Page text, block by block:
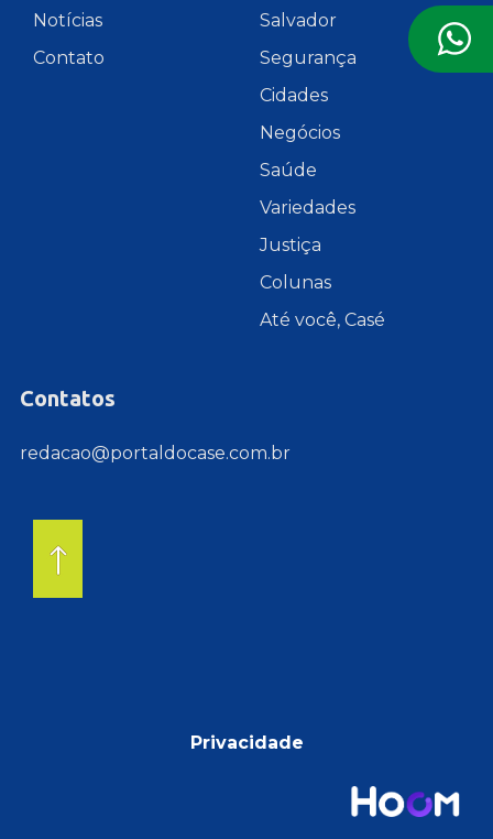
Notícias
Contato
Salvador
Segurança
Cidades
Negócios
Saúde
Variedades
Justiça
Colunas
Até você, Casé
Contatos
redacao@portaldocase.com.br
Privacidade